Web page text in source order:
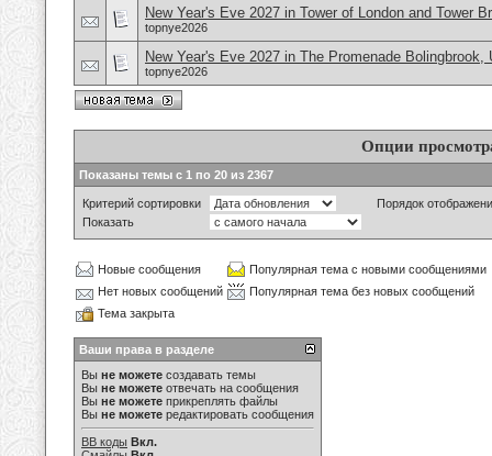
New Year's Eve 2027 in Tower of London and Tower
topnye2026
New Year's Eve 2027 in The Promenade Bolingbrook,
topnye2026
Опции
Показаны темы с 1 по 20 из 2367
Критерий сортировки
Порядок
Показать
Новые сообщения
Популярная тема с новыми сообщениями
Нет новых сообщений
Популярная тема без новых сообщений
Тема закрыта
Ваши права в разделе
Вы не можете создавать темы
Вы не можете отвечать на сообщения
Вы не можете прикреплять файлы
Вы не можете редактировать сообщения
BB коды Вкл.